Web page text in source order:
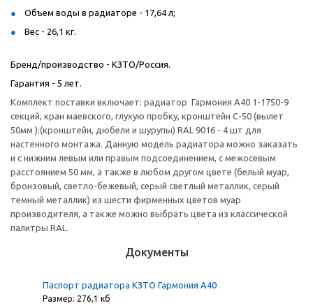
Объем воды в радиаторе - 17,64 л;
Вес - 26,1 кг.
Бренд/производство - КЗТО/Россия.
Гарантия - 5 лет.
Комплект поставки включает: радиатор Гармония А40 1-1750-9
секций, кран маевского, глухую пробку, кронштейн С-50 (вылет
50мм ):(кронштейн, дюбели и шурупы) RAL 9016 - 4 шт для
настенного монтажа. Данную модель радиатора можно заказать
и с нижним левым или правым подсоединением, с межосевым
расстоянием 50 мм, а также в любом другом цвете (белый муар,
бронзовый, светло-бежевый, серый светлый металлик, серый
темный металлик) из шести фирменных цветов муар
производителя, а также можно выбрать цвета из классической
палитры RAL.
Документы
Паспорт радиатора КЗТО Гармония А40
Размер: 276,1 кб